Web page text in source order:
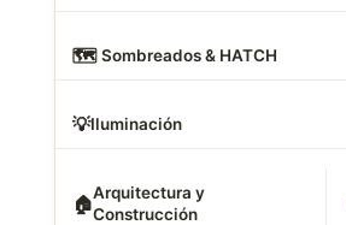
🗺️ Sombreados & HATCH
💡Iluminación
🏠Arquitectura y
Construcción